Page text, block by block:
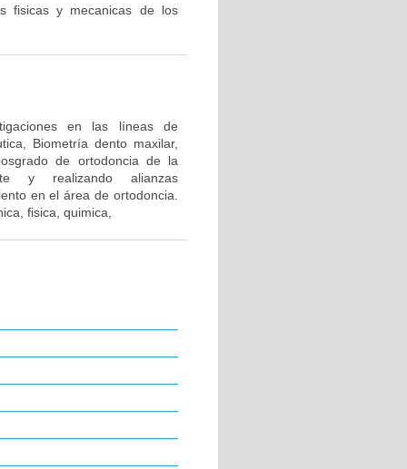
fisicas y mecanicas de los
en las líneas de
Biometría dento maxilar,
de ortodoncia de la
y realizando alianzas
en el área de ortodoncia.
fisica, quimica,